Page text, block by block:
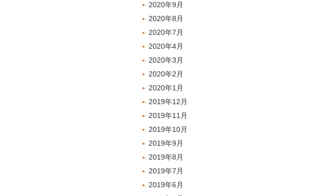
2020年9月
2020年8月
2020年7月
2020年4月
2020年3月
2020年2月
2020年1月
2019年12月
2019年11月
2019年10月
2019年9月
2019年8月
2019年7月
2019年6月